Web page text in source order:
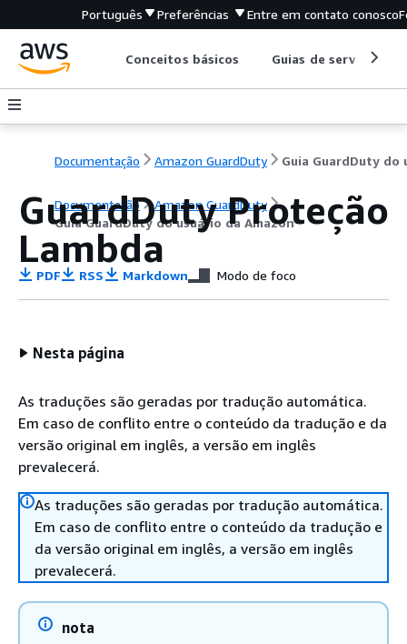
Português Preferências Entre em contato conosco
Conceitos básicos Guias de serviço
Documentação Amazon GuardDuty
Documentação
Amazon GuardDuty
Guia GuardDuty do usuário da Amazon
GuardDuty Proteção
Lambda
PDF RSS Markdown Modo de foco
Nesta página
As traduções são geradas por tradução automática.
Em caso de conflito entre o conteúdo da tradução e da
versão original em inglês, a versão em inglês
prevalecerá.
As traduções são geradas por tradução automática.
Em caso de conflito entre o conteúdo da tradução e
da versão original em inglês, a versão em inglês
prevalecerá.
nota